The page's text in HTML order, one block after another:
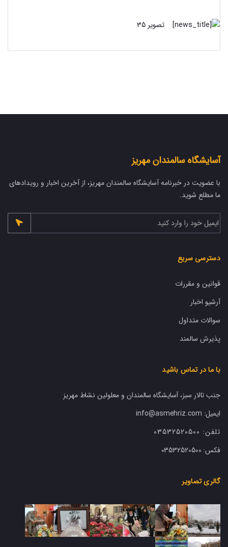
تصویر 35
آسایشگاه سالمندان مهریز
با عضویت در خبرنامه آسایشگاه سالمندان مهریز، از آخرین اخبار و رویدادهای
ما مطلع شوید.
دسترسی سریع
قوانین و مقررات
آرشیو اخبار
سوالات متداول
پذیرش سالمند
با ما در تماس باشید
جنب تالار سبز، آسایشگاه سالمندان و معلولین نشاط مهریز
ایمیل: info@asmehriz.com
تلفن: 03532520500
فکس: 03532520500
گالری تصاویر